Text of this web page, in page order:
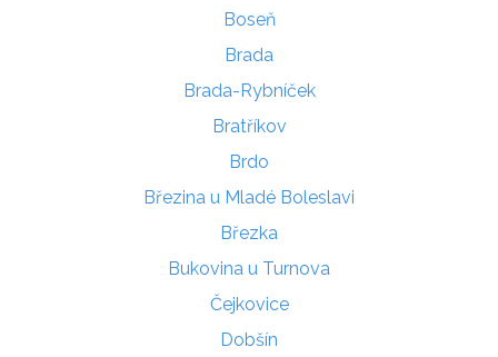
Boseň
Brada
Brada-Rybníček
Bratříkov
Brdo
Březina u Mladé Boleslavi
Březka
Bukovina u Turnova
Čejkovice
Dobšín